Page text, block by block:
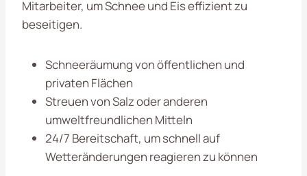
Mitarbeiter, um Schnee und Eis effizient zu
beseitigen.
Schneeräumung von öffentlichen und
privaten Flächen
Streuen von Salz oder anderen
umweltfreundlichen Mitteln
24/7 Bereitschaft, um schnell auf
Wetteränderungen reagieren zu können